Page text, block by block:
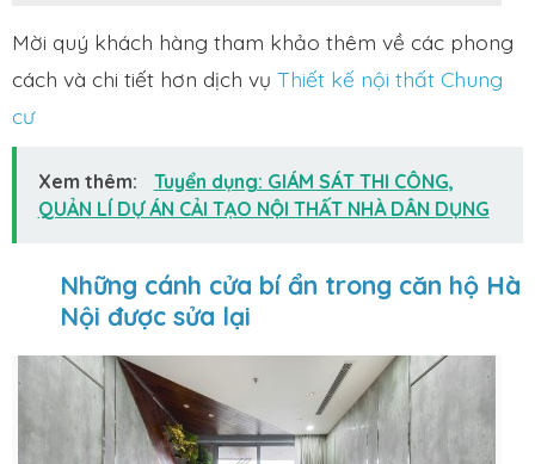
Mời quý khách hàng tham khảo thêm về các phong
cách và chi tiết hơn dịch vụ Thiết kế nội thất Chung
cư
Xem thêm:
Tuyển dụng: GIÁM SÁT THI CÔNG,
QUẢN LÍ DỰ ÁN CẢI TẠO NỘI THẤT NHÀ DÂN DỤNG
Những cánh cửa bí ẩn trong căn hộ Hà
Nội được sửa lại